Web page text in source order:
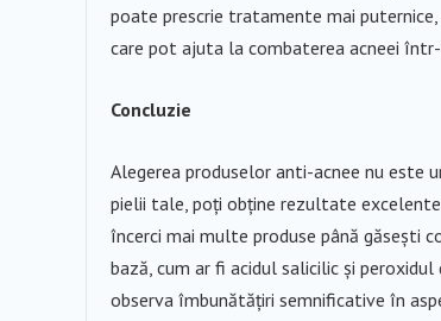
poate prescrie tratamente mai
care pot ajuta la combaterea acneei
Concluzie
Alegerea produselor anti-acnee nu este
pielii tale, poți obține rezultate
încerci mai multe produse până găsești
bază, cum ar fi acidul salicilic și
observa îmbunătățiri semnificative în